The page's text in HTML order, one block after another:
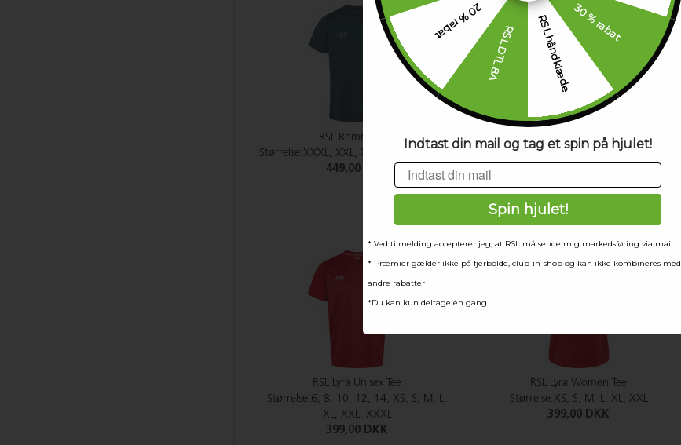
RSL Romney Tee
Størrelse:XXXL, XXL, XL, L, M, S, XS, XXS
449,00 DKK
RSL Libra Unisex Tee
Størrelse:6, 8, 10, 12, 14, XS, S, M, L,
399,00 DKK
RSL Lyra Unisex Tee
Størrelse:6, 8, 10, 12, 14, XS, S, M, L,
XL, XXL, XXXL
399,00 DKK
RSL Lyra Women Tee
Størrelse:XS, S, M, L, XL, XXL
399,00 DKK
30 % rabat
RSL håndklæde
RSL DTL 8A
20 % rabat
Indtast din mail og tag et spin på hjulet!
Email
Spin hjulet!
* Ved tilmelding accepterer jeg, at RSL må sende mig markedsføring via mail
* Præmier gælder ikke på fjerbolde, club-in-shop og kan ikke kombineres med
andre rabatter
*Du kan kun deltage én gang